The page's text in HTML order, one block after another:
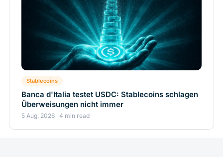
Stablecoins
Banca d'Italia testet USDC: Stablecoins schlagen
Überweisungen nicht immer
5 Aug. 2026 · 4 min read